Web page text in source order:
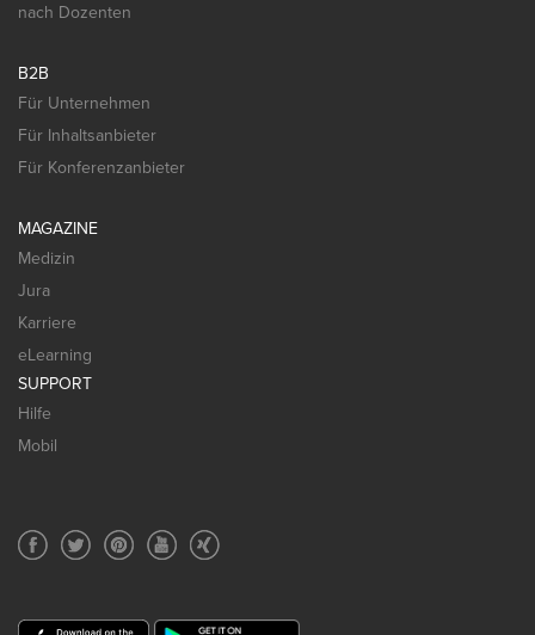
nach Dozenten
B2B
Für Unternehmen
Für Inhaltsanbieter
Für Konferenzanbieter
MAGAZINE
Medizin
Jura
Karriere
eLearning
SUPPORT
Hilfe
Mobil